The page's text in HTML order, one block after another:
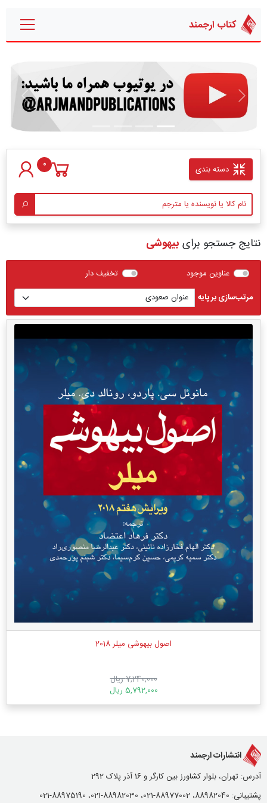
کتاب ارجمند
قبلی بعدی
دسته بندی 0
نتایج جستجو برای بیهوشی
عناوین موجود
تخفیف دار
مرتب‌سازی بر پایه
اصول بیهوشی میلر 2018
7,240,000 ریال
5,792,000 ریال
انتشارات ارجمند
آدرس: تهران، بلوار کشاورز بین کارگر و 16 آذر پلاک 292
پشتیبانی: 88982040، 88977002-021، 88982030-021، 88975190-021